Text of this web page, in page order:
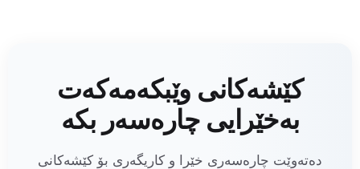
کێشەکانی وێبکەمەکەت
بەخێرایی چارەسەر بکە
دەتەوێت چارەسەری خێرا و کاریگەری بۆ کێشەکانی